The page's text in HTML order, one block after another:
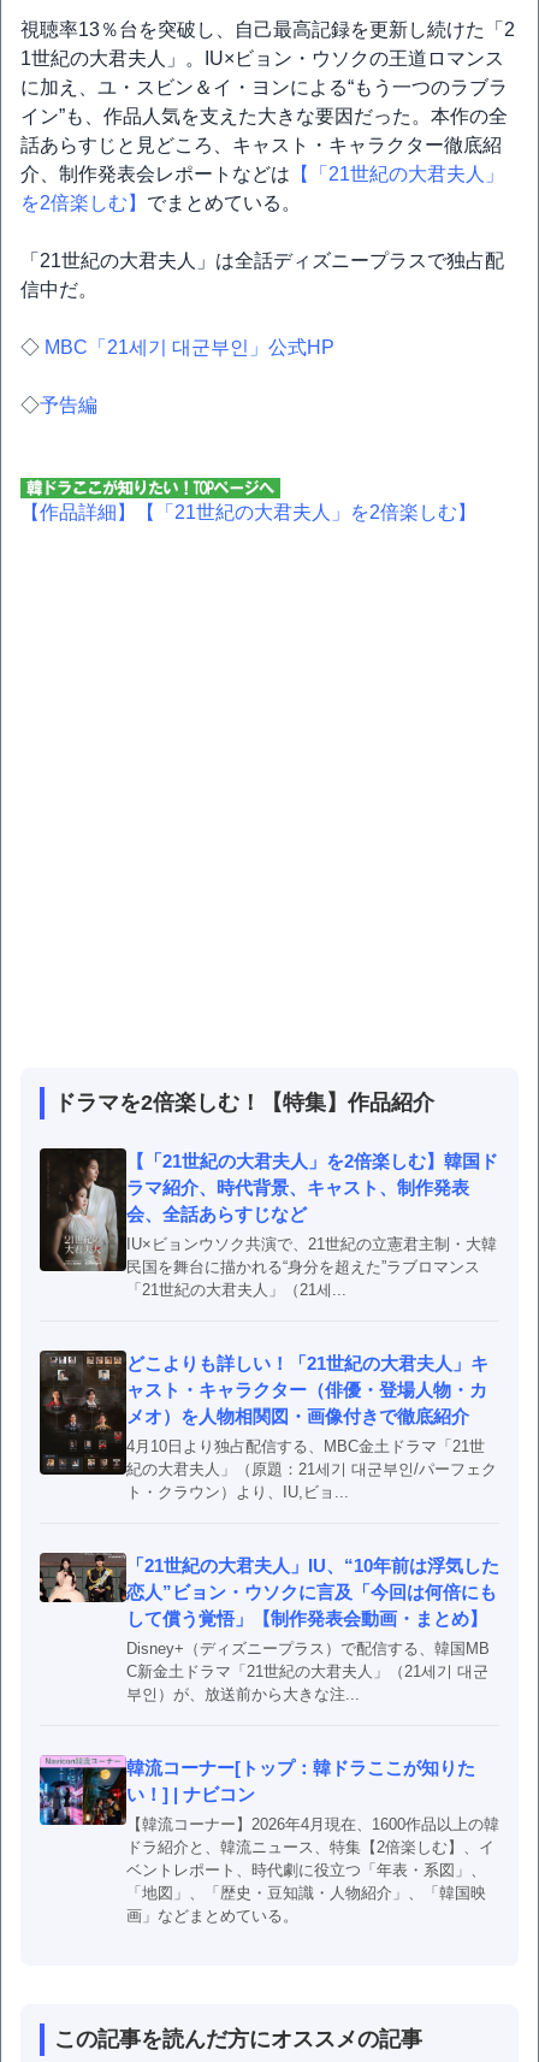
視聴率13％台を突破し、自己最高記録を更新し続けた「2
1世紀の大君夫人」。IU×ビョン・ウソクの王道ロマンス
に加え、ユ・スビン＆イ・ヨンによる“もう一つのラブラ
イン”も、作品人気を支えた大きな要因だった。本作の全
話あらすじと見どころ、キャスト・キャラクター徹底紹
介、制作発表会レポートなどは 【「21世紀の大君夫人」
を2倍楽しむ】 でまとめている。
「21世紀の大君夫人」は全話ディズニープラスで独占配
信中だ。
◇ MBC「21세기 대군부인」公式HP
◇予告編
【作品詳細】 【「21世紀の大君夫人」を2倍楽しむ】
ドラマを2倍楽しむ！【特集】作品紹介
【「21世紀の大君夫人」を2倍楽しむ】韓国ド
ラマ紹介、時代背景、キャスト、制作発表
会、全話あらすじなど
IU×ビョンウソク共演で、21世紀の立憲君主制・大韓
民国を舞台に描かれる“身分を超えた”ラブロマンス
「21世紀の大君夫人」（21세...
どこよりも詳しい！「21世紀の大君夫人」キ
ャスト・キャラクター（俳優・登場人物・カ
メオ）を人物相関図・画像付きで徹底紹介
4月10日より独占配信する、MBC金土ドラマ「21世
紀の大君夫人」（原題：21세기 대군부인/パーフェク
ト・クラウン）より、IU,ビョ...
「21世紀の大君夫人」IU、“10年前は浮気した
恋人”ビョン・ウソクに言及「今回は何倍にも
して償う覚悟」【制作発表会動画・まとめ】
Disney+（ディズニープラス）で配信する、韓国MB
C新金土ドラマ「21世紀の大君夫人」（21세기 대군
부인）が、放送前から大きな注...
韓流コーナー[トップ：韓ドラここが知りた
い！] | ナビコン
【韓流コーナー】2026年4月現在、1600作品以上の韓
ドラ紹介と、韓流ニュース、特集【2倍楽しむ】、イ
ベントレポート、時代劇に役立つ「年表・系図」、
「地図」、「歴史・豆知識・人物紹介」、「韓国映
画」などまとめている。
この記事を読んだ方にオススメの記事